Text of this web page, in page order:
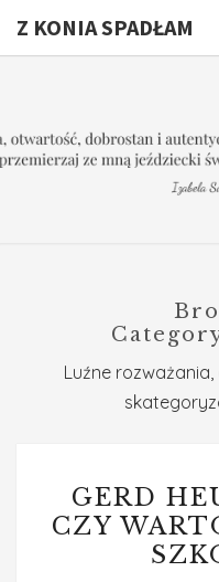
Z KONIA SPADŁAM
Luźne
GERD
CZY